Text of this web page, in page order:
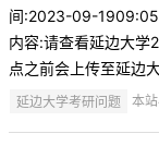
间:2023-09-1909:05
内容:请查看延边大学
点之前会上传至延边
延边大学考研问题 本